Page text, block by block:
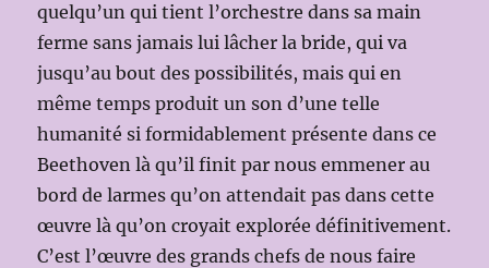
quelqu’un qui tient l’orchestre dans sa main
ferme sans jamais lui lâcher la bride, qui va
jusqu’au bout des possibilités, mais qui en
même temps produit un son d’une telle
humanité si formidablement présente dans ce
Beethoven là qu’il finit par nous emmener au
bord de larmes qu’on attendait pas dans cette
œuvre là qu’on croyait explorée définitivement.
C’est l’œuvre des grands chefs de nous faire